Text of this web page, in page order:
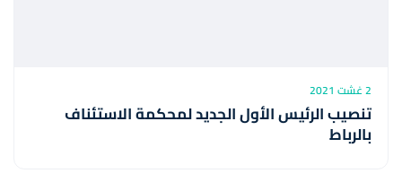
2 غشت 2021
تنصيب الرئيس الأول الجديد لمحكمة الاستئناف
بالرباط